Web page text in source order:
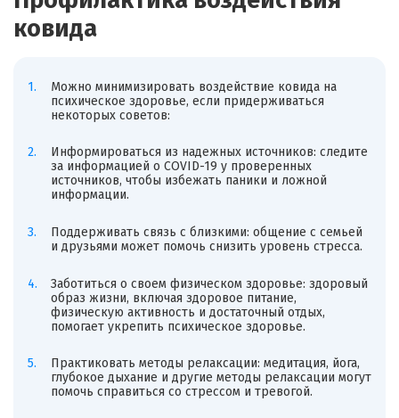
ковида
Можно минимизировать воздействие ковида на
психическое здоровье, если придерживаться
некоторых советов:
Информироваться из надежных источников: следите
за информацией о COVID-19 у проверенных
источников, чтобы избежать паники и ложной
информации.
Поддерживать связь с близкими: общение с семьей
и друзьями может помочь снизить уровень стресса.
Заботиться о своем физическом здоровье: здоровый
образ жизни, включая здоровое питание,
физическую активность и достаточный отдых,
помогает укрепить психическое здоровье.
Практиковать методы релаксации: медитация, йога,
глубокое дыхание и другие методы релаксации могут
помочь справиться со стрессом и тревогой.